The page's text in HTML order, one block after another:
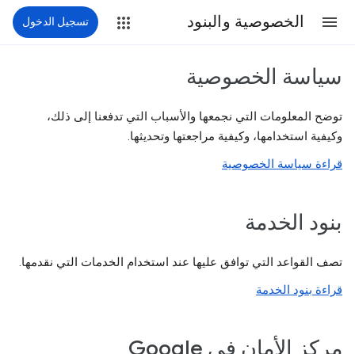
الخصوصية والبنود تسجيل الدخول
سياسة الخصوصية
توضح المعلومات التي نجمعها والأسباب التي تدفعنا إلى ذلك،
وكيفية استخدامها، وكيفية مراجعتها وتحديثها.
قراءة سياسة الخصوصية
بنود الخدمة
تصف القواعد التي توافق عليها عند استخدام الخدمات التي نقدمها.
قراءة بنود الخدمة
مركز الأمان في Google